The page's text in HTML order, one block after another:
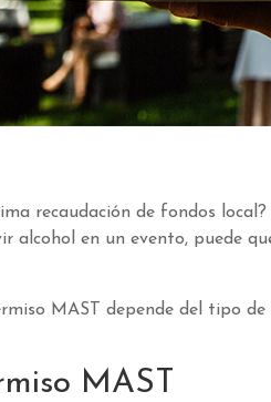
recaudación de fondos
alcohol en un evento, puede
MAST depende del tipo de
MAST